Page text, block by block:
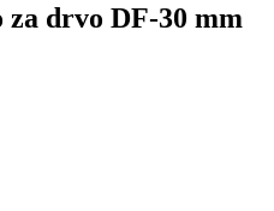
drvo DF-30 mm